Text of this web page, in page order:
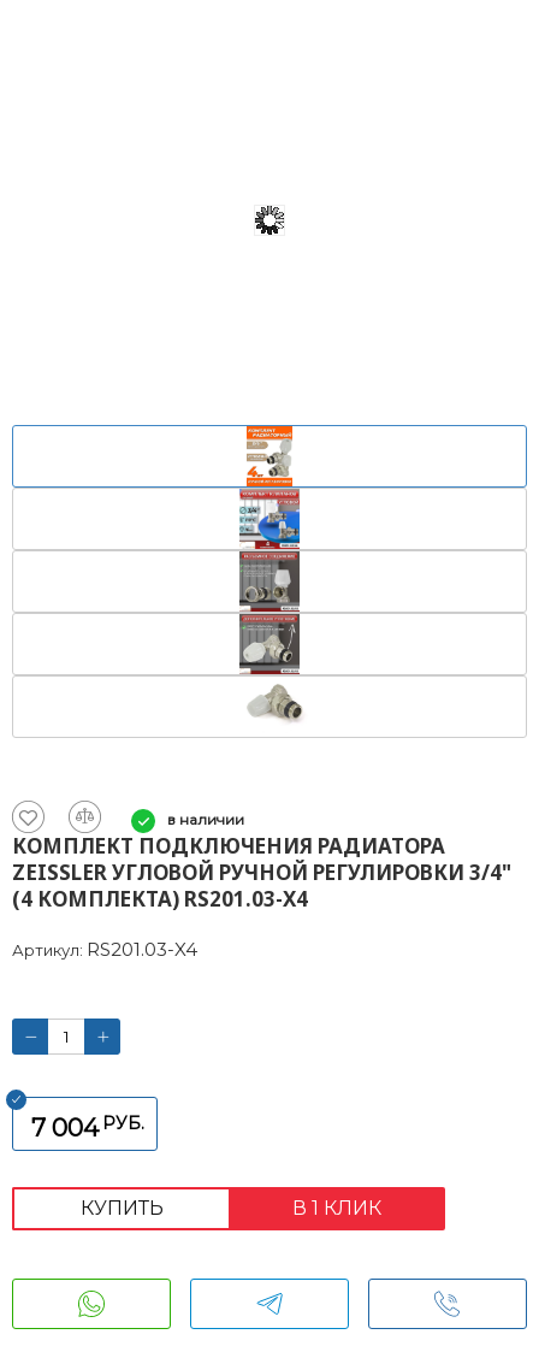
в наличии
КОМПЛЕКТ ПОДКЛЮЧЕНИЯ РАДИАТОРА
ZEISSLER УГЛОВОЙ РУЧНОЙ РЕГУЛИРОВКИ 3/4"
(4 КОМПЛЕКТА) RS201.03-X4
Артикул: RS201.03-X4
7 004 РУБ.
КУПИТЬ В 1 КЛИК